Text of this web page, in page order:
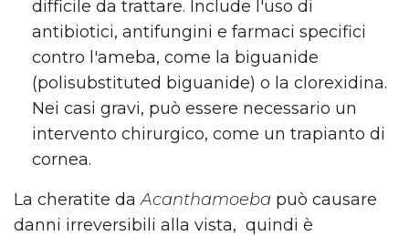
difficile da trattare. Include l'uso di
antibiotici, antifungini e farmaci specifici
contro l'ameba, come la biguanide
(polisubstituted biguanide) o la clorexidina.
Nei casi gravi, può essere necessario un
intervento chirurgico, come un trapianto di
cornea.
La cheratite daAcanthamoeba può causare
danni irreversibili alla vista, quindi è